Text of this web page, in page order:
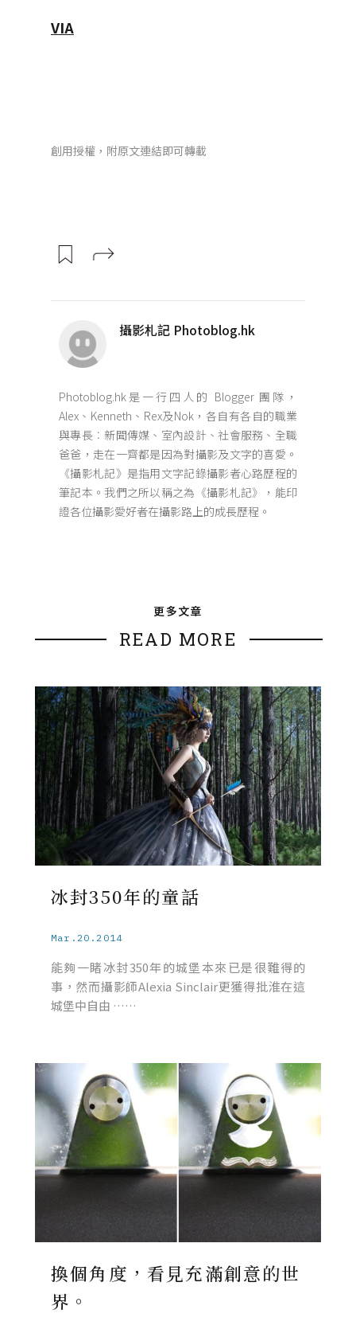
VIA
創用授權，附原文連結即可轉載
攝影札記 Photoblog.hk
Photoblog.hk是一行四人的 Blogger 團隊，
Alex、Kenneth、Rex及Nok，各自有各自的職業
與專長︰新聞傳媒、室內設計、社會服務、全職
爸爸，走在一齊都是因為對攝影及文字的喜愛。
《攝影札記》是指用文字記錄攝影者心路歷程的
筆記本。我們之所以稱之為《攝影札記》，能印
證各位攝影愛好者在攝影路上的成長歷程。
更多文章
READ MORE
冰封350年的童話
Mar.20.2014
能夠一睹冰封350年的城堡本來已是很難得的
事，然而攝影師Alexia Sinclair更獲得批淮在這
城堡中自由 ……
換個角度，看見充滿創意的世
界。